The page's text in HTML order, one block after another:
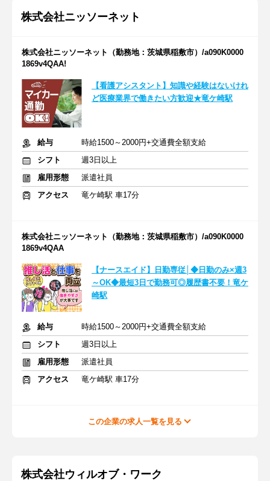
株式会社ニッソーネット
株式会社ニッソーネット（勤務地：茨城県稲敷市）/a090K0000
1869v4QAA!
【看護アシスタント】知識や経験はないけれ
ど医療業界で働きたい方歓迎★竜ケ崎駅
給与
時給1500～2000円+交通費全額支給
シフト
週3日以上
雇用形態
派遣社員
アクセス
竜ケ崎駅 車17分
株式会社ニッソーネット（勤務地：茨城県稲敷市）/a090K0000
1869v4QAA
【ナースエイド】日勤専従│◆日勤のみ×週3
～OK◆最短3日で勤務可◎履歴書不要！竜ケ
崎駅
給与
時給1500～2000円+交通費全額支給
シフト
週3日以上
雇用形態
派遣社員
アクセス
竜ケ崎駅 車17分
この企業の求人一覧を見る
株式会社ウィルオブ・ワーク